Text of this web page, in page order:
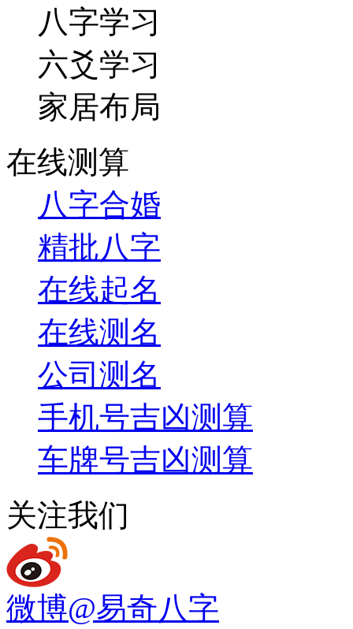
八字学习
六爻学习
家居布局
在线测算
八字合婚
精批八字
在线起名
在线测名
公司测名
手机号吉凶测算
车牌号吉凶测算
关注我们
微博@易奇八字